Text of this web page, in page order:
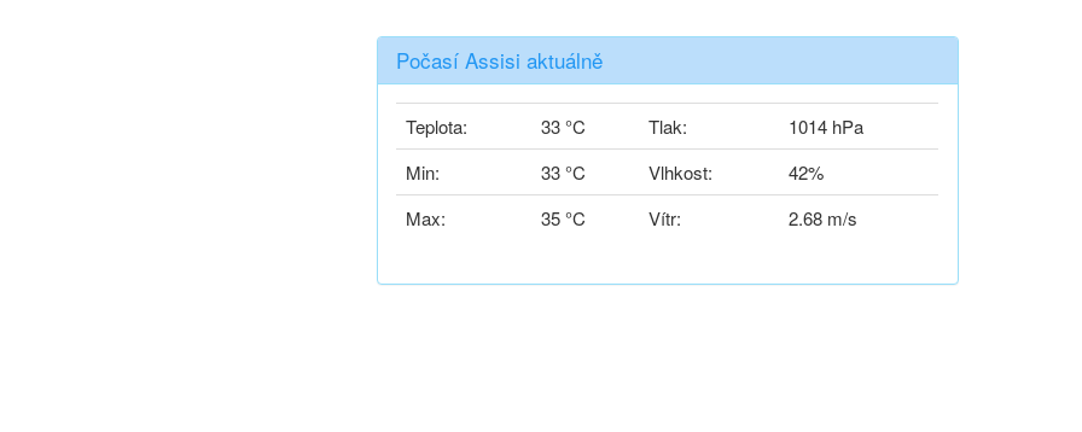
Počasí Assisi aktuálně
Teplota: 33 °C Tlak:
1014 hPa
Min:
33 °C Vlhkost:
42%
Max:
35 °C Vítr: 2.68 m/s